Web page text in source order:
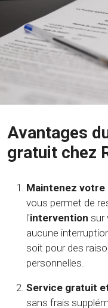
Avantages
gratuit chez
Maintenez votre
vous permet de
l'intervention sur
aucune
soit pour des
personnelles.
Service gratuit
sans frais